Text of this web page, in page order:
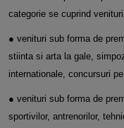
categorie se cuprind
● venituri sub forma de
stiinta si arta la gale,
internationale, concursuri
● venituri sub forma de
sportivilor, antrenorilor,